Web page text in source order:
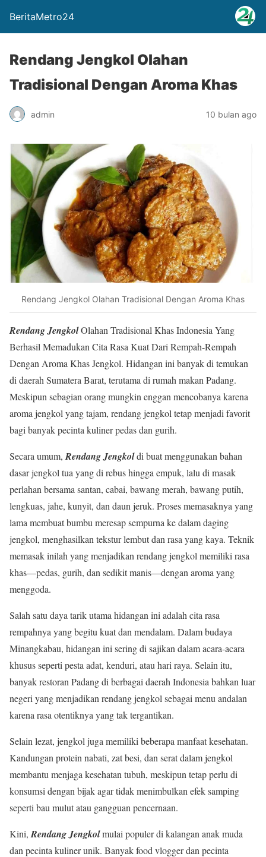
BeritaMetro24
Rendang Jengkol Olahan
Tradisional Dengan Aroma Khas
admin 10 bulan ago
Rendang Jengkol Olahan Tradisional Dengan Aroma Khas
Rendang JengkolOlahan Tradisional Khas Indonesia Yang
Berhasil Memadukan Cita Rasa Kuat Dari Rempah-Rempah
Dengan Aroma Khas Jengkol. Hidangan ini banyak di temukan
di daerah Sumatera Barat, terutama di rumah makan Padang.
Meskipun sebagian orang mungkin enggan mencobanya karena
aroma jengkol yang tajam, rendang jengkol tetap menjadi favorit
bagi banyak pecinta kuliner pedas dan gurih.
Secara umum, Rendang Jengkoldi buat menggunakan bahan
dasar jengkol tua yang di rebus hingga empuk, lalu di masak
perlahan bersama santan, cabai, bawang merah, bawang putih,
lengkuas, jahe, kunyit, dan daun jeruk. Proses memasaknya yang
lama membuat bumbu meresap sempurna ke dalam daging
jengkol, menghasilkan tekstur lembut dan rasa yang kaya. Teknik
memasak inilah yang menjadikan rendang jengkol memiliki rasa
khas—pedas, gurih, dan sedikit manis—dengan aroma yang
menggoda.
Salah satu daya tarik utama hidangan ini adalah cita rasa
rempahnya yang begitu kuat dan mendalam. Dalam budaya
Minangkabau, hidangan ini sering di sajikan dalam acara-acara
khusus seperti pesta adat, kenduri, atau hari raya. Selain itu,
banyak restoran Padang di berbagai daerah Indonesia bahkan luar
negeri yang menjadikan rendang jengkol sebagai menu andalan
karena rasa otentiknya yang tak tergantikan.
Selain lezat, jengkol juga memiliki beberapa manfaat kesehatan.
Kandungan protein nabati, zat besi, dan serat dalam jengkol
membantu menjaga kesehatan tubuh, meskipun tetap perlu di
konsumsi dengan bijak agar tidak menimbulkan efek samping
seperti bau mulut atau gangguan pencernaan.
Kini, Rendang Jengkolmulai populer di kalangan anak muda
dan pecinta kuliner unik. Banyak food vlogger dan pecinta